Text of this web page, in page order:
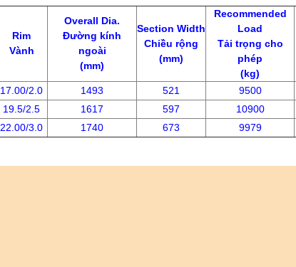
Rim
Vành
Overall Dia.
Đường kính
ngoài
(mm)
Section Width
Chiều rộng
(mm)
Recommended
Load
Tải trọng cho
phép
(kg)
17.00/2.0 1493 521 9500
19.5/2.5 1617 597 10900
22.00/3.0 1740 673 9979